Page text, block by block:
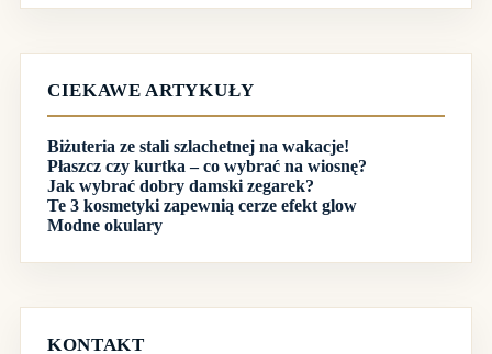
CIEKAWE ARTYKUŁY
Biżuteria ze stali szlachetnej na wakacje!
Płaszcz czy kurtka – co wybrać na wiosnę?
Jak wybrać dobry damski zegarek?
Te 3 kosmetyki zapewnią cerze efekt glow
Modne okulary
KONTAKT